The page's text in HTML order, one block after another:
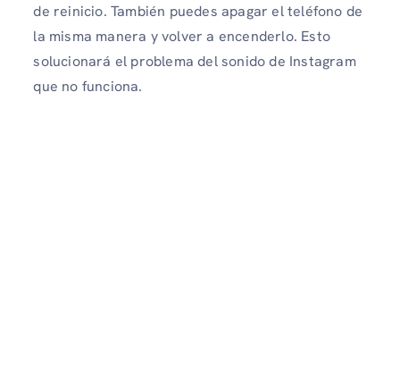
de reinicio. También puedes apagar el teléfono de
la misma manera y volver a encenderlo. Esto
solucionará el problema del sonido de Instagram
que no funciona.